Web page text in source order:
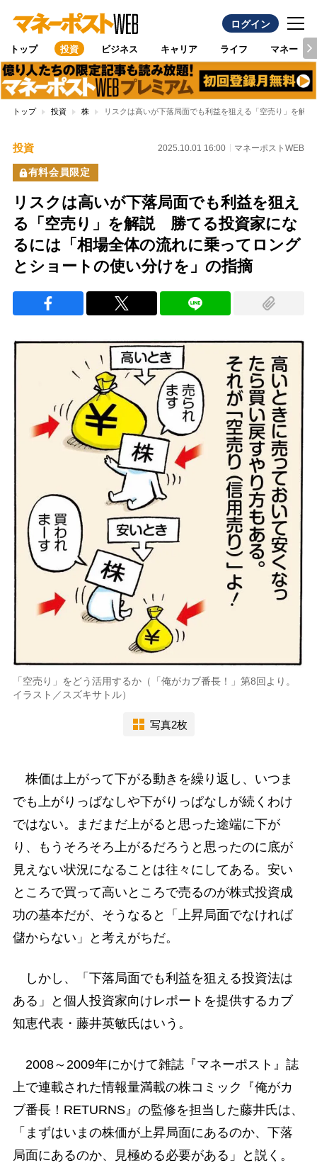
ログイン
トップ 投資 ビジネス キャリア ライフ マネー
トップ 投資 株 リスクは高いが下落局面でも利益を狙える「空売り」を解
投資 2025.10.01 16:00 マネーポストWEB
有料会員限定
リスクは高いが下落局面でも利益を狙え
る「空売り」を解説 勝てる投資家にな
るには「相場全体の流れに乗ってロング
とショートの使い分けを」の指摘
「空売り」をどう活用するか（「俺がカブ番長！」第8回より。
イラスト／スズキサトル）
写真2枚
株価は上がって下がる動きを繰り返し、いつま
でも上がりっぱなしや下がりっぱなしが続くわけ
ではない。まだまだ上がると思った途端に下が
り、もうそろそろ上がるだろうと思ったのに底が
見えない状況になることは往々にしてある。安い
ところで買って高いところで売るのが株式投資成
功の基本だが、そうなると「上昇局面でなければ
儲からない」と考えがちだ。
しかし、「下落局面でも利益を狙える投資法は
ある」と個人投資家向けレポートを提供するカブ
知恵代表・藤井英敏氏はいう。
2008～2009年にかけて雑誌『マネーポスト』誌
上で連載された情報量満載の株コミック『俺がカ
ブ番長！RETURNS』の監修を担当した藤井氏は、
「まずはいまの株価が上昇局面にあるのか、下落
局面にあるのか、見極める必要がある」と説く。